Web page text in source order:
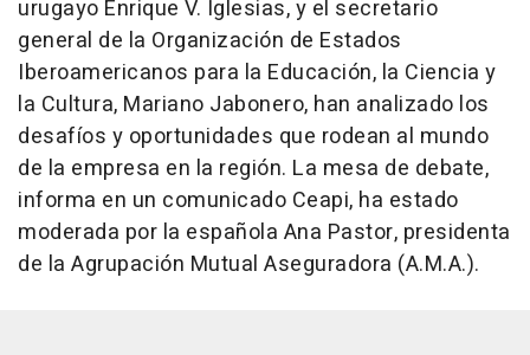
urugayo Enrique V. Iglesias, y el secretario
general de la Organización de Estados
Iberoamericanos para la Educación, la Ciencia y
la Cultura, Mariano Jabonero, han analizado los
desafíos y oportunidades que rodean al mundo
de la empresa en la región. La mesa de debate,
informa en un comunicado Ceapi, ha estado
moderada por la española Ana Pastor, presidenta
de la Agrupación Mutual Aseguradora (A.M.A.).